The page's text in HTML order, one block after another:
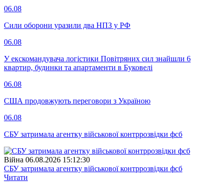
06.08
Сили оборони уразили два НПЗ у РФ
06.08
У екскомандувача логістики Повітряних сил знайшли 6
квартир, будинки та апартаменти в Буковелі
06.08
США продовжують переговори з Україною
06.08
СБУ затримала агентку військової контррозвідки фсб
Війна 06.08.2026 15:12:30
СБУ затримала агентку військової контррозвідки фсб
Читати